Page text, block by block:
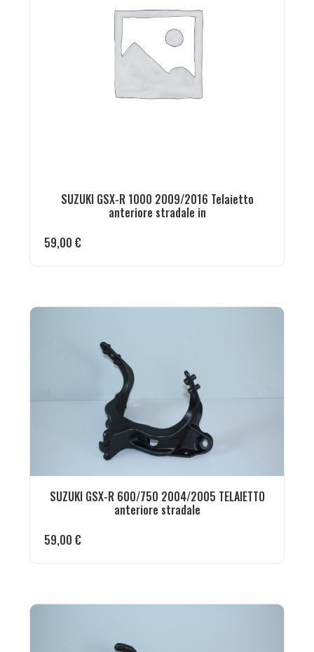
SUZUKI GSX-R 1000 2009/2016 Telaietto
anteriore stradale in
59,00 €
SUZUKI GSX-R 600/750 2004/2005 TELAIETTO
anteriore stradale
59,00 €